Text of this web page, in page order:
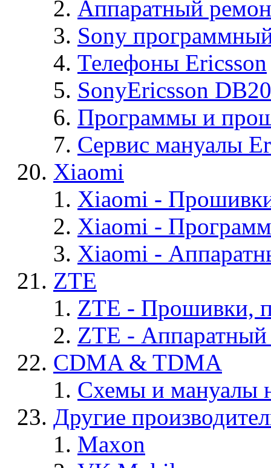
Аппаратный
Sony
Телефоны Ericsson
SonyEricsson
Программы и
Сервис мануалы
Xiaomi
Xiaomi -
Xiaomi -
Xiaomi -
ZTE
ZTE - Прошивки,
ZTE -
CDMA & TDMA
Схемы и мануалы
Другие
Maxon